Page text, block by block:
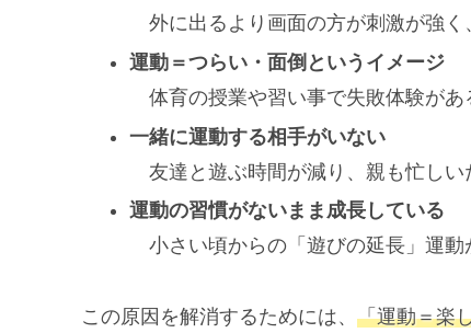
外に出るより画面の方が刺激が強く
運動＝つらい・面倒というイメージ
体育の授業や習い事で失敗体験があ
一緒に運動する相手がいない
友達と遊ぶ時間が減り、親も忙しい
運動の習慣がないまま成長している
小さい頃からの「遊びの延長」運動
この原因を解消するためには、 「運動＝楽